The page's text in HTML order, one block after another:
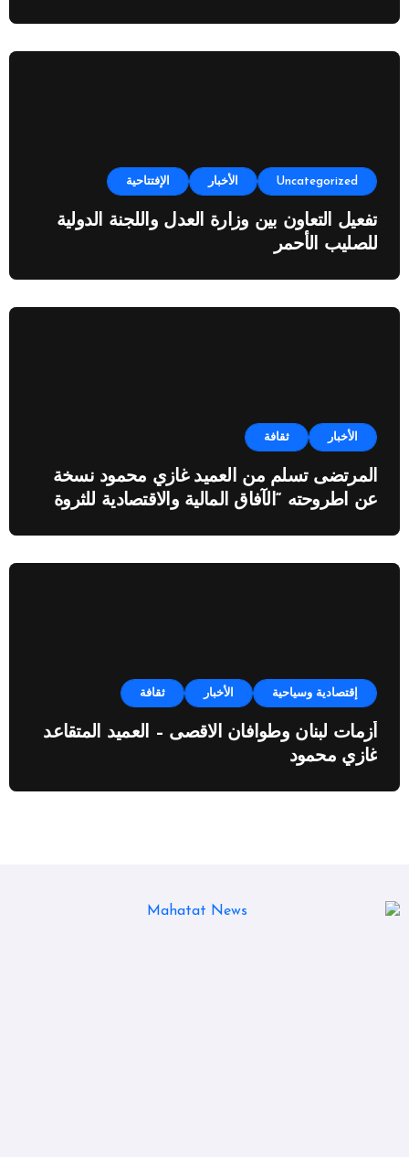
Uncategorized الأخبار الإفتتاحية
تفعيل التعاون بين وزارة العدل واللجنة الدولية
للصليب الأحمر
الأخبار ثقافة
المرتضى تسلم من العميد غازي محمود نسخة
عن اطروحته “الآفاق المالية والاقتصادية للثروة
إقتصادية وسياحية الأخبار ثقافة
أزمات لبنان وطوافان الاقصى – العميد المتقاعد
غازي محمود